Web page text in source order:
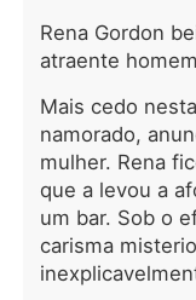
Rena Gordon
atraente
Mais cedo
namorado,
mulher. Rena
que a levou a
um bar. Sob o
carisma